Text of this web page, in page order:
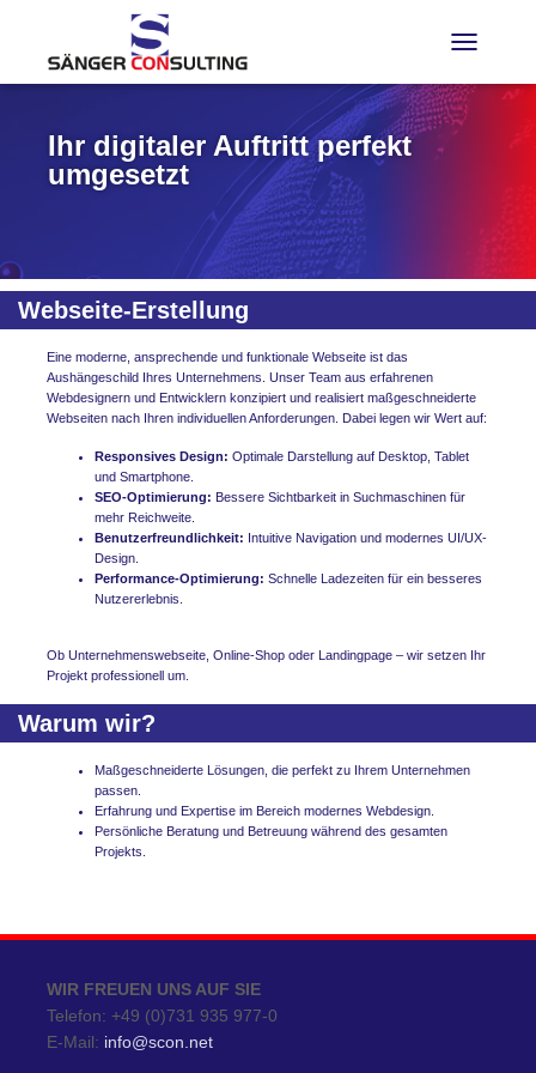
Ihr digitaler Auftritt perfekt
umgesetzt
Webseite-Erstellung
Eine moderne, ansprechende und funktionale Webseite ist das
Aushängeschild Ihres Unternehmens. Unser Team aus erfahrenen
Webdesignern und Entwicklern konzipiert und realisiert maßgeschneiderte
Webseiten nach Ihren individuellen Anforderungen. Dabei legen wir Wert auf:
Responsives Design: Optimale Darstellung auf Desktop, Tablet
und Smartphone.
SEO-Optimierung: Bessere Sichtbarkeit in Suchmaschinen für
mehr Reichweite.
Benutzerfreundlichkeit: Intuitive Navigation und modernes UI/UX-
Design.
Performance-Optimierung: Schnelle Ladezeiten für ein besseres
Nutzererlebnis.
Ob Unternehmenswebseite, Online-Shop oder Landingpage – wir setzen Ihr
Projekt professionell um.
Warum wir?
Maßgeschneiderte Lösungen, die perfekt zu Ihrem Unternehmen
passen.
Erfahrung und Expertise im Bereich modernes Webdesign.
Persönliche Beratung und Betreuung während des gesamten
Projekts.
WIR FREUEN UNS AUF SIE
Telefon: +49 (0)731 935 977-0
E-Mail: info@scon.net